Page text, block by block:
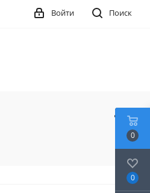
Поиск
Войти
0
0